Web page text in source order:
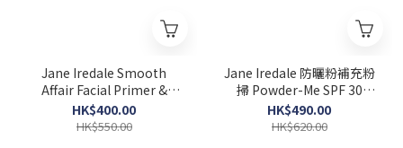
Jane Iredale Smooth
Affair Facial Primer &
Brightener 亮麗柔滑打底乳
液 50ml
HK$400.00
HK$550.00
Jane Iredale 防曬粉補充粉
掃 Powder-Me SPF 30
Refillable Brush 7.5g
HK$490.00
HK$620.00